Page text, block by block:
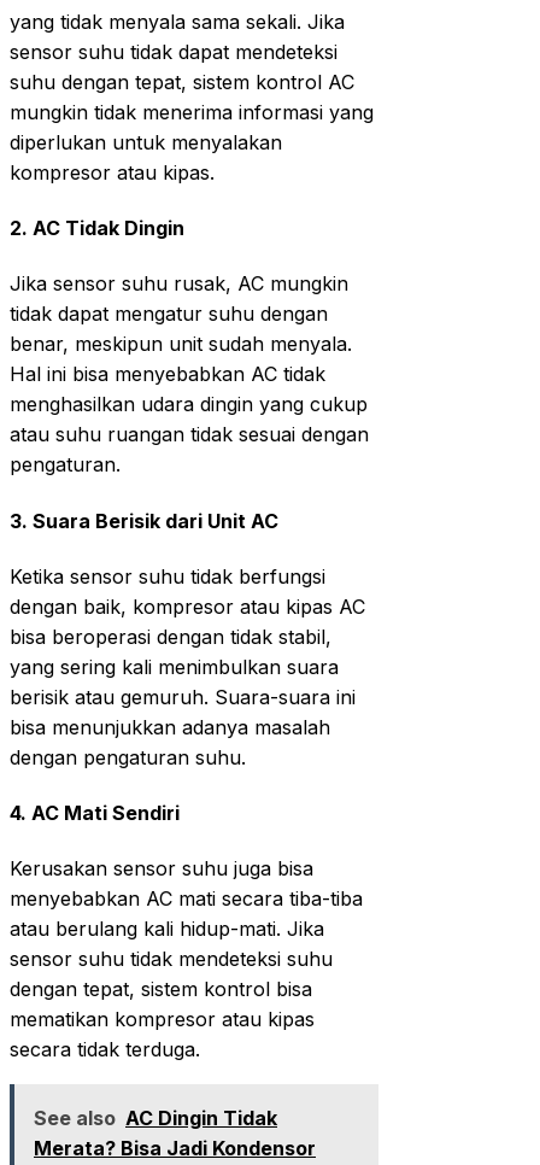
yang tidak menyala sama sekali. Jika
sensor suhu tidak dapat mendeteksi
suhu dengan tepat, sistem kontrol AC
mungkin tidak menerima informasi yang
diperlukan untuk menyalakan
kompresor atau kipas.
2. AC Tidak Dingin
Jika sensor suhu rusak, AC mungkin
tidak dapat mengatur suhu dengan
benar, meskipun unit sudah menyala.
Hal ini bisa menyebabkan AC tidak
menghasilkan udara dingin yang cukup
atau suhu ruangan tidak sesuai dengan
pengaturan.
3. Suara Berisik dari Unit AC
Ketika sensor suhu tidak berfungsi
dengan baik, kompresor atau kipas AC
bisa beroperasi dengan tidak stabil,
yang sering kali menimbulkan suara
berisik atau gemuruh. Suara-suara ini
bisa menunjukkan adanya masalah
dengan pengaturan suhu.
4. AC Mati Sendiri
Kerusakan sensor suhu juga bisa
menyebabkan AC mati secara tiba-tiba
atau berulang kali hidup-mati. Jika
sensor suhu tidak mendeteksi suhu
dengan tepat, sistem kontrol bisa
mematikan kompresor atau kipas
secara tidak terduga.
See also AC Dingin Tidak
Merata? Bisa Jadi Kondensor